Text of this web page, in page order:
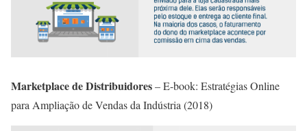
Marketplace de Distribuidores– E-book: Estratégias Online
para Ampliação de Vendas da Indústria (2018)